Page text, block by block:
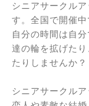
シニアサークル
す。全国で開催中
自分の時間は自
達の輪を拡げた
たりしませんか？
シニアサークル